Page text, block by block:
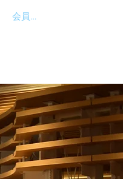
会員ログイン